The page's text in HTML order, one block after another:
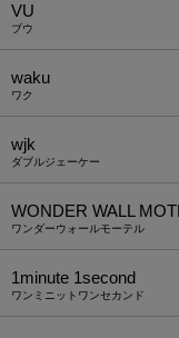
VU
ブウ
waku
ワク
wjk
ダブルジェーケー
WONDER WALL
ワンダーウォールモーテル
1minute​ 1second
ワンミニットワンセカンド